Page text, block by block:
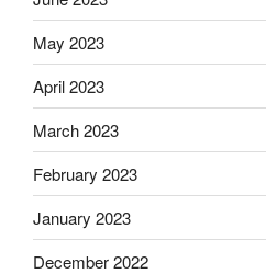
May 2023
April 2023
March 2023
February 2023
January 2023
December 2022